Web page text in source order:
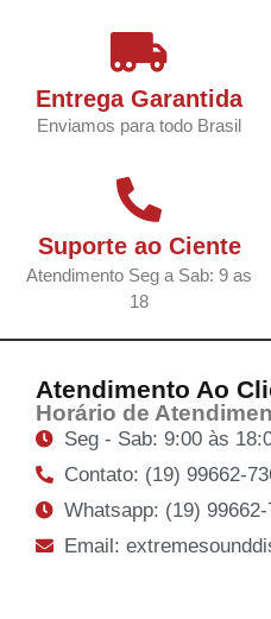
Entrega Garantida
Enviamos para todo Brasil
Suporte ao Ciente
Atendimento Seg a Sab: 9 as
18
Atendimento Ao
Horário de
Seg - Sab: 9:00 às
Contato: (19) 99662-
Whatsapp: (19) 99662-
Email: